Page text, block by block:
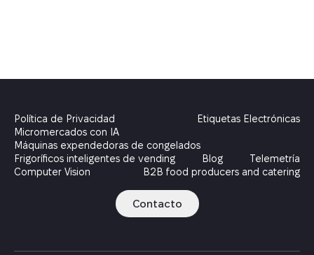
Política de Privacidad
Etiquetas Electrónicas
Micromercados con IA
Máquinas expendedoras de congelados
Frigoríficos inteligentes de vending
Blog
Telemetría
Computer Vision
B2B food producers and catering
Contacto